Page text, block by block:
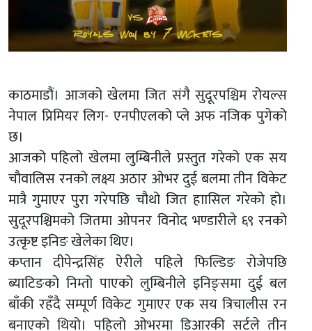
काठमाडौं। आजको खेलमा जित संगै सुदूरपश्चिम रोयल्स
नेपाल प्रिमियर लिग- एनपीएलको प्ले अफ नजिक पुगेको
छ।
आजको पहिलो खेलमा लुम्बिनीले प्रस्तुत गरेको एक सय
चाैवालिस रनको लक्ष्य अठार ओभर दुई बलमा तीन विकेट
मात्रै गुमाएर पुरा गरेपछि चौथो जित हाासिल गरेको हो।
सुदूरपश्चिमको जितमा ओपनर विनोद भण्डारीले ६९ रनको
उत्कृष्ट इनिङ खेलेका थिए।
कप्तान दीपेन्द्रसिंह ऐरीले पहिले फिल्डिङ रोजेपछि
ब्याटिङको निम्तो पाएको लुम्बिनीले इनिङ्समा दुई बल
बाँकी रहँदै सम्पूर्ण विकेट गुमाएर एक सय त्रिचालीस रन
बनाएको थियो। पहिलो ओभरमा डिआरकी सर्टले तीन